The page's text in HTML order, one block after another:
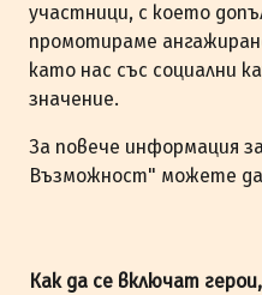
участници, с което
промотираме
като нас със социални
значение.
За повече информация
Възможност" можете
Как да се включат